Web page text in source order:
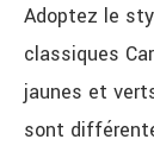
Adoptez le
classiques
jaunes et
sont